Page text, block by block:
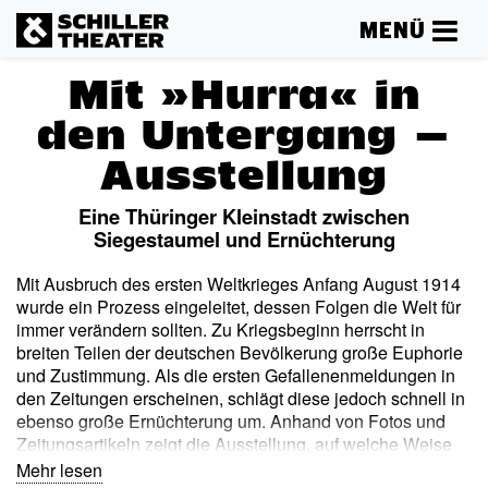
MENÜ
Mit »Hurra« in
den Untergang –
Ausstellung
Eine Thüringer Kleinstadt zwischen
Siegestaumel und Ernüchterung
Mit Ausbruch des ersten Weltkrieges Anfang August 1914
wurde ein Prozess eingeleitet, dessen Folgen die Welt für
immer verändern sollten. Zu Kriegsbeginn herrscht in
breiten Teilen der deutschen Bevölkerung große Euphorie
und Zustimmung. Als die ersten Gefallenenmeldungen in
den Zeitungen erscheinen, schlägt diese jedoch schnell in
ebenso große Ernüchterung um. Anhand von Fotos und
Zeitungsartikeln zeigt die Ausstellung, auf welche Weise
die Einwohner des Fürstentums Schwarzburg-Rudolstadt
Mehr lesen